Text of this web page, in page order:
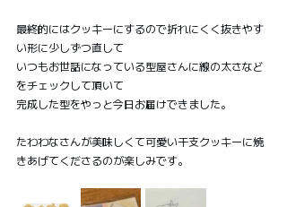
最終的にはクッキーにするので折れにくく抜きやす
い形に少しずつ直して
いつもお世話になっている型屋さんに線の太さなど
をチェックして頂いて
完成した型をやっと今日お届けできました。
たわわなさんが美味しくて可愛い干支クッキーに焼
きあげてくださるのが楽しみです。